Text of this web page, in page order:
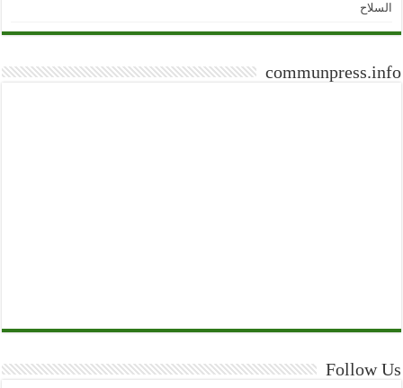
السلاح
communpress.info
Follow Us